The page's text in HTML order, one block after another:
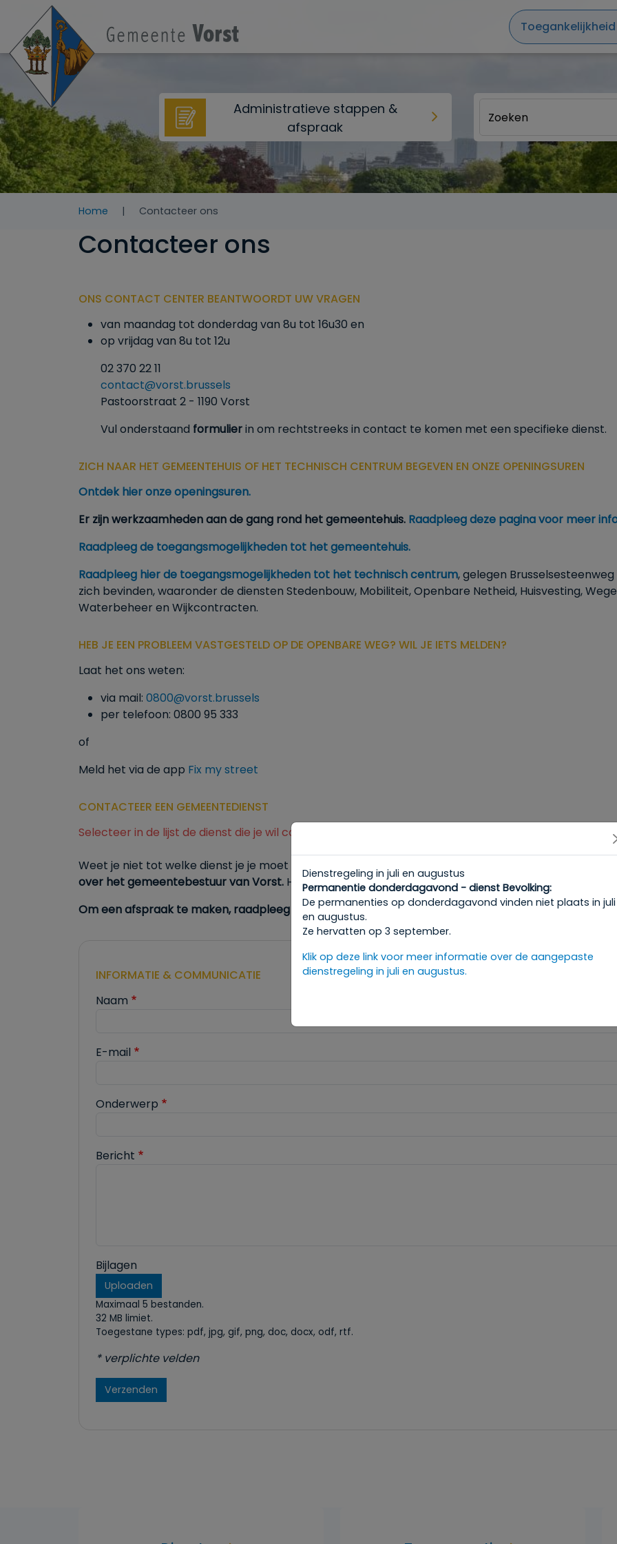
Overslaan en naar de inhoud gaan
Toegankelijkheid
Administratieve stappen &
afspraak
Home Contacteer ons
Contacteer ons
ONS CONTACT CENTER BEANTWOORDT UW VRAGEN
van maandag tot donderdag van 8u tot 16u30 en
op vrijdag van 8u tot 12u
02 370 22 11
contact@vorst.brussels
Pastoorstraat 2 - 1190 Vorst
Vul onderstaand formulierin om rechtstreeks in contact te komen met een specifieke dienst.
ZICH NAAR HET GEMEENTEHUIS OF HET TECHNISCH CENTRUM BEGEVEN EN ONZE OPENINGSUREN
Ontdek hier onze openingsuren.
Er zijn werkzaamheden aan de gang rond het gemeentehuis. Raadpleeg deze pagina voor meer
Raadpleeg de toegangsmogelijkheden tot het gemeentehuis.
Raadpleeg hier de toegangsmogelijkheden tot het technisch centrum, gelegen
zich bevinden, waaronder de diensten Stedenbouw, Mobiliteit, Openbare Netheid, Huisvesting,
Waterbeheer en Wijkcontracten.
HEB JE EEN PROBLEEM VASTGESTELD OP DE OPENBARE WEG? WIL JE IETS MELDEN?
Laat het ons weten:
via mail: 0800@vorst.brussels
per telefoon: 0800 95 333
of
Meld het via de app Fix my street
CONTACTEER EEN GEMEENTEDIENST
Selecteer in de lijst de dienst die je wil contacteren.
Weet je niet tot welke dienst je je moet richten, stuur dan een bericht naar ons
over het gemeentebestuur van Vorst. Hun contactgegevens vind jeonderaan deze pagina.
Om een afspraak te maken, raadpleeg de gewenste rubriek in de administratieve stappen.
INFORMATIE & COMMUNICATIE
Naam
E-mail
Onderwerp
Bericht
Bijlagen
Uploaden
Maximaal 5 bestanden.
32 MB limiet.
Toegestane types: pdf, jpg, gif, png, doc, docx, odf, rtf.
* verplichte velden
Dienstregeling in juli en augustus
Permanentie donderdagavond - dienst Bevolking:
De permanenties op donderdagavond vinden niet plaats in juli
en augustus.
Ze hervatten op 3 september.
Klik op deze link voor meer informatie over de aangepaste
dienstregeling in juli en augustus.